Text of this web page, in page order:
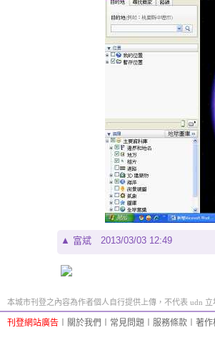
▲ 富斌 2013/03/03 12:49
本城市刊登之內容為作者個人自行提供上傳，不代表 udn 立
刊登網站廣告 關於我們 常見問題 服務條款 著作